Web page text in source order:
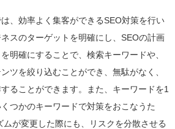
、効率よく集客ができるSEO対策を行い
スのターゲットを明確にし、SEOの計画
明確にすることで、検索キーワードや、
ツを絞り込むことができ、無駄がなく、
ることができます。また、キーワードを1
つかのキーワードで対策をおこなうた
が変更した際にも、リスクを分散させる